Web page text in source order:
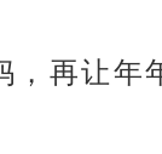
，再让